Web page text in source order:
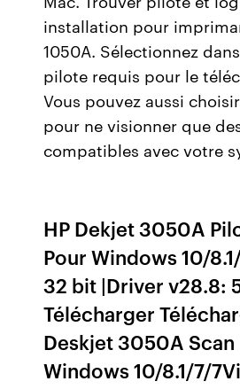
installation pour
1050A. Sélectionnez
pilote requis pour le
Vous pouvez aussi
pour ne visionner que
compatibles avec votre
HP Dekjet 3050A
Pour Windows 10/
32 bit |Driver v28.8:
Télécharger
Deskjet 3050A Scan
Windows 10/8.1/7/